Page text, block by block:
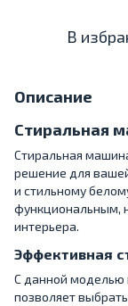
В
Описание
Стиральная
Стиральная
решение для
и стильному
функциональным,
интерьера.
Эффективная
С данной моделью
позволяет